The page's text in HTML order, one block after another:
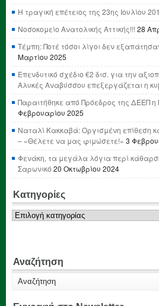
Η τραγική επέτειος της 23ης Ιουλίου
Νοσοκομείο Ανατολικής Αττικής!!! 28
Τέμπη: Ποτέ τόσοι λίγοι δεν
Μαρτίου 2025
Επενδυτικό σχέδιο €2 δισ. για την
Αλυκές Αναβύσσου επεξεργάζεται η
Παραιτήθηκε από Πρόεδρος της ΔΕΕΠ
Φεβρουαρίου 2025
Ναταλί Κακκαβά: Οργισμένη επίθεση
– «Θέλετε να μας φιμώσετε!» 3
Φενάκη, τα μεγάλα λόγια περί
Σαρωνικό 20 Οκτωβρίου 2024
Κατηγορίες
Κατηγορίες
Αναζήτηση